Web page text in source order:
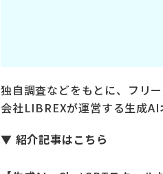
独自調査などをもとに、フリ
会社LIBREXが運営する生成
▼ 紹介記事はこちら